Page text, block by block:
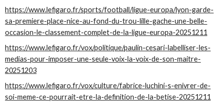
https://www.lefigaro.fr/sports/football/ligue-europa/lyon-garde-
sa-premiere-place-nice-au-fond-du-trou-lille-gache-une-belle-
occasion-le-classement-complet-de-la-ligue-europa-20251211
https://www.lefigaro.fr/vox/politique/paulin-cesari-labelliser-les-
medias-pour-imposer-une-seule-voix-la-voix-de-son-maitre-
20251203
https://www.lefigaro.fr/vox/culture/fabrice-luchini-s-enivrer-de-
soi-meme-ce-pourrait-etre-la-definition-de-la-betise-20251211